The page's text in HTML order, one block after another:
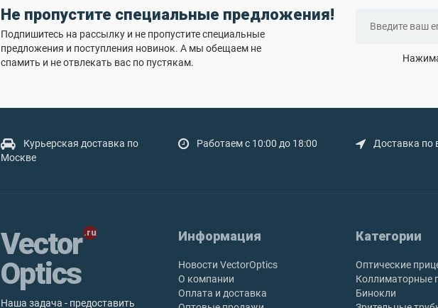
Не пропустите специальные предложения!
Подпишитесь на рассылку и не пропустите специальные
предложения и поступления новинок. А мы обещаем не
спамить и не отвлекать вас по пустякам.
Курьерская доставка по
Москве
Работаем с 10:00 до 18:00 Доставка по
Vector
Optics
Наша задача - предоставить
Информация
Новости VectorOptics
О компании
Оплата и доставка
Категории
Оптические
Коллиматорные
Бинокли